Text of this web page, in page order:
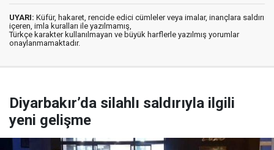
UYARI: Küfür, hakaret, rencide edici cümleler veya imalar, inançlara saldırı
içeren, imla kuralları ile yazılmamış,
Türkçe karakter kullanılmayan ve büyük harflerle yazılmış yorumlar
onaylanmamaktadır.
Diyarbakır’da silahlı saldırıyla ilgili
yeni gelişme